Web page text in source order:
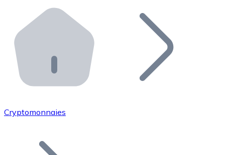
Distributeurs automatiques Bitnovo
Intégrez un ATM Bitnovo dans votre entreprise et
API Bitnovo
Intégrez notre API dans votre écosystème.
Rejoignez notre réseau de distributeurs et
Ajoutez le token de votre projet à notre service
Cryptomonnaies